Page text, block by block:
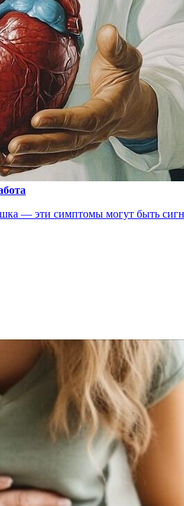
— эти симптомы могут быть